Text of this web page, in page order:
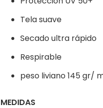
Tela suave
Secado ultra rápido
Respirable
peso liviano 145 gr/
MEDIDAS